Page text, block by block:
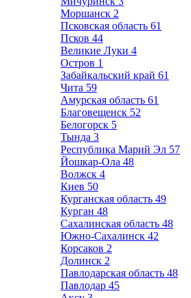
Моршанск 2
Псковская область 61
Псков 44
Великие Луки 4
Остров 1
Забайкальский край 61
Чита 59
Амурская область 61
Благовещенск 52
Белогорск 5
Тында 3
Республика Марий Эл 57
Йошкар-Ола 48
Волжск 4
Киев 50
Курганская область 49
Курган 48
Сахалинская область 48
Южно-Сахалинск 42
Корсаков 2
Долинск 2
Павлодарская область 48
Павлодар 45